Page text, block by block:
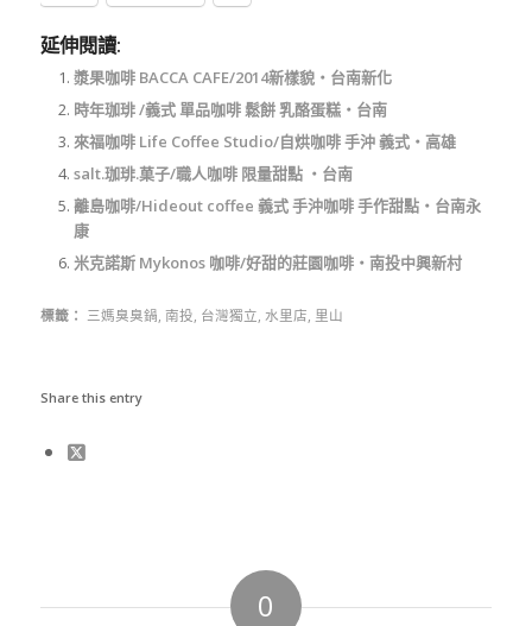
延伸閱讀:
漿果咖啡 BACCA CAFE/2014新樣貌‧台南新化
時年珈琲 /義式 單品咖啡 鬆餅 乳酪蛋糕‧台南
來福咖啡 Life Coffee Studio/自烘咖啡 手沖 義式‧高雄
salt.珈琲.菓子/職人咖啡 限量甜點 ‧台南
離島咖啡/Hideout coffee 義式 手沖咖啡 手作甜點‧台南永
康
米克諾斯 Mykonos 咖啡/好甜的莊園咖啡‧南投中興新村
標籤： 三媽臭臭鍋 南投 台灣獨立 水里店 里山
Share this entry
0